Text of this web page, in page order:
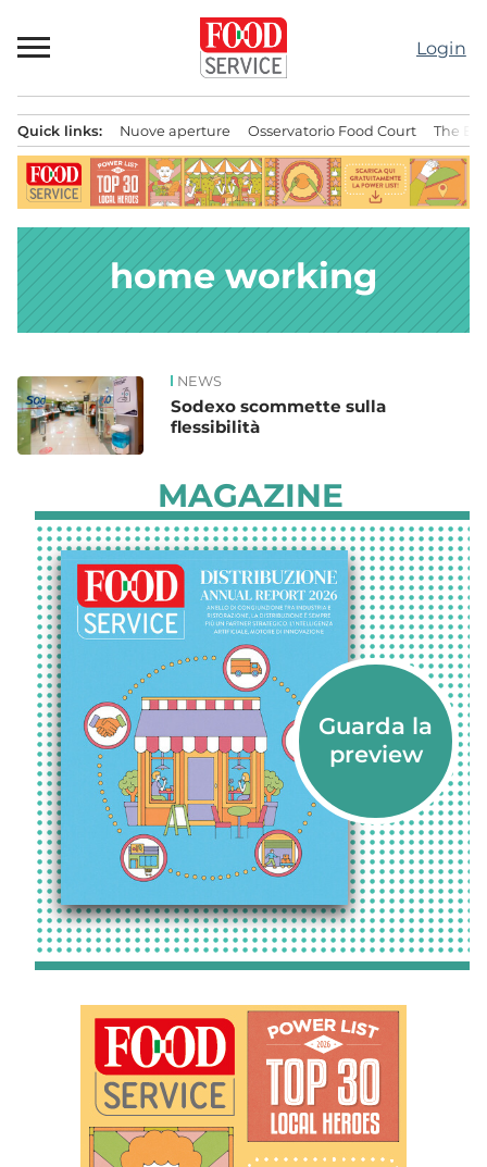
al
contenuto
Login
principale
Quick links: Nuove aperture Osservatorio Food Court The
home working
News NEWS
Sodexo scommette sulla
flessibilità
MAGAZINE